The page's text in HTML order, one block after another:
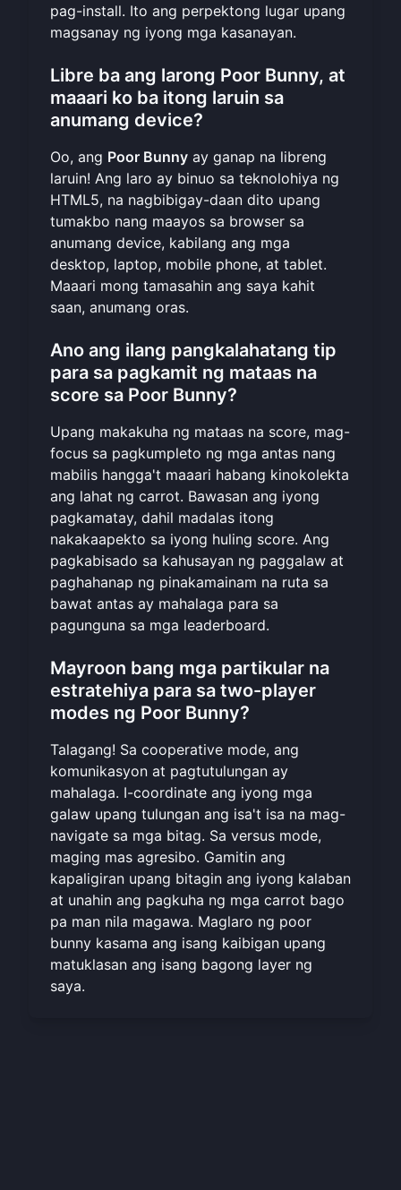
pag-install. Ito ang perpektong lugar upang
magsanay ng iyong mga kasanayan.
Libre ba ang larong Poor Bunny, at
maaari ko ba itong laruin sa
anumang device?
Oo, ang Poor Bunny ay ganap na libreng
laruin! Ang laro ay binuo sa teknolohiya ng
HTML5, na nagbibigay-daan dito upang
tumakbo nang maayos sa browser sa
anumang device, kabilang ang mga
desktop, laptop, mobile phone, at tablet.
Maaari mong tamasahin ang saya kahit
saan, anumang oras.
Ano ang ilang pangkalahatang tip
para sa pagkamit ng mataas na
score sa Poor Bunny?
Upang makakuha ng mataas na score, mag-
focus sa pagkumpleto ng mga antas nang
mabilis hangga't maaari habang kinokolekta
ang lahat ng carrot. Bawasan ang iyong
pagkamatay, dahil madalas itong
nakakaapekto sa iyong huling score. Ang
pagkabisado sa kahusayan ng paggalaw at
paghahanap ng pinakamainam na ruta sa
bawat antas ay mahalaga para sa
pagunguna sa mga leaderboard.
Mayroon bang mga partikular na
estratehiya para sa two-player
modes ng Poor Bunny?
Talagang! Sa cooperative mode, ang
komunikasyon at pagtutulungan ay
mahalaga. I-coordinate ang iyong mga
galaw upang tulungan ang isa't isa na mag-
navigate sa mga bitag. Sa versus mode,
maging mas agresibo. Gamitin ang
kapaligiran upang bitagin ang iyong kalaban
at unahin ang pagkuha ng mga carrot bago
pa man nila magawa. Maglaro ng poor
bunny kasama ang isang kaibigan upang
matuklasan ang isang bagong layer ng
saya.